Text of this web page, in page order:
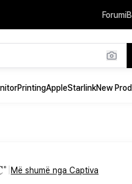
Forumi
PrintingAppleStarlinkNew
Më shumë nga Captiva